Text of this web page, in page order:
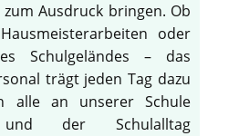
Ausdruck bringen. Ob
oder
Schulgeländes – das
trägt jeden Tag dazu
alle an unserer Schule
und der Schulalltag